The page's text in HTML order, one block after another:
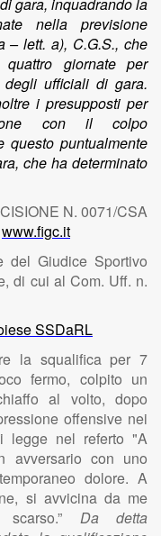
nella previsione
– lett. a), C.G.S., che
giornate per
degli ufficiali di gara.
i presupposti per
con il colpo
questo puntualmente
che ha determinato
N. 0071/CSA
www.figc.it
del Giudice Sportivo
di cui al Com. Uff. n.
SSDaRL
la squalifica per 7
fermo, colpito un
al volto, dopo
offensive nei
legge nel referto "A
avversario con uno
dolore. A
si avvicina da me
Da detta